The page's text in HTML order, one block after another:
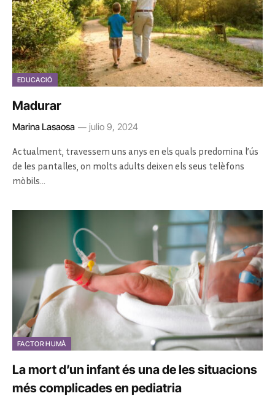
EDUCACIÓ
Madurar
Marina Lasaosa julio 9, 2024
Actualment, travessem uns anys en els quals predomina l’ús
de les pantalles, on molts adults deixen els seus telèfons
mòbils…
FACTOR HUMÀ
La mort d’un infant és una de les situacions
més complicades en pediatria